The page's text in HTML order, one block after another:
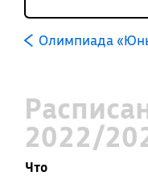
Олимпиада
2022/
Что